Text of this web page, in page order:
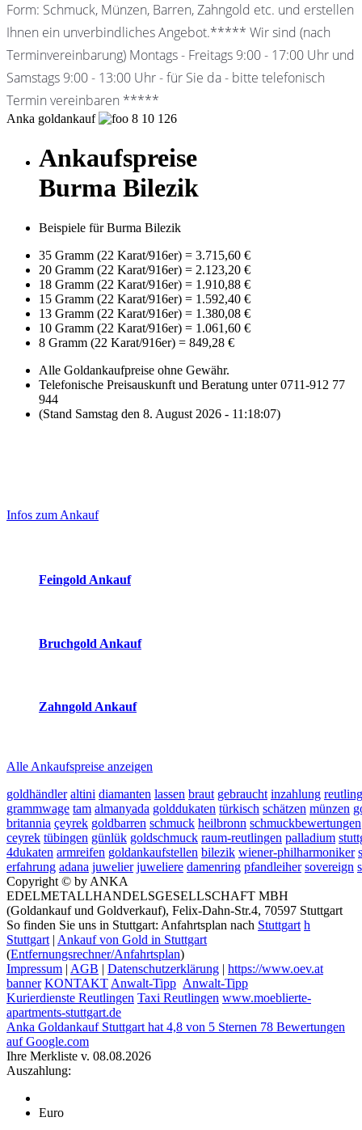
Form: Schmuck, Münzen, Barren, Zahngold etc. und erstellen
Ihnen ein unverbindliches Angebot.***** Wir sind (nach
Terminvereinbarung) Montags - Freitags 9:00 - 17:00 Uhr und
Samstags 9:00 - 13:00 Uhr - für Sie da - bitte telefonisch
Termin vereinbaren *****
Anka goldankauf 8 10 126
Ankaufspreise
Burma Bilezik
Beispiele für Burma Bilezik
35 Gramm (22 Karat/916er) = 3.715,60 €
20 Gramm (22 Karat/916er) = 2.123,20 €
18 Gramm (22 Karat/916er) = 1.910,88 €
15 Gramm (22 Karat/916er) = 1.592,40 €
13 Gramm (22 Karat/916er) = 1.380,08 €
10 Gramm (22 Karat/916er) = 1.061,60 €
8 Gramm (22 Karat/916er) = 849,28 €
Alle Goldankaufpreise ohne Gewähr.
Telefonische Preisauskunft und Beratung unter 0711-912 77
944
(Stand Samstag den 8. August 2026 - 11:18:07)
Sidebar
Infos zum Ankauf
Feingold Ankauf
Bruchgold Ankauf
Zahngold Ankauf
Alle Ankaufspreise anzeigen
goldhändler altini diamanten lassen braut gebraucht inzahlung
grammwage tam almanyada golddukaten türkisch schätzen münzen
britannia çeyrek goldbarren schmuck heilbronn schmuckbewertungen
ceyrek tübingen günlük goldschmuck raum-reutlingen palladium
4dukaten armreifen goldankaufstellen bilezik wiener-philharmoniker
erfahrung adana juwelier juweliere damenring pfandleiher sovereign
Copyright © by ANKA
EDELMETALLHANDELSGESELLSCHAFT MBH
(Goldankauf und Goldverkauf), Felix-Dahn-Str.4, 70597 Stuttgart
So finden Sie uns in Stuttgart: Anfahrtsplan nach Stuttgart h
Stuttgart | Ankauf von Gold in Stuttgart
(Entfernungsrechner/Anfahrtsplan)
Impressum | AGB | Datenschutzerklärung | https://www.oev.at
banner KONTAKT Anwalt-Tipp Anwalt-Tipp
Kurierdienste Reutlingen Taxi Reutlingen www.moeblierte-
apartments-stuttgart.de
Anka Goldankauf Stuttgart hat 4,8 von 5 Sternen 78 Bewertungen
auf Google.com
Ihre Merkliste v. 08.08.2026
Auszahlung:
Euro